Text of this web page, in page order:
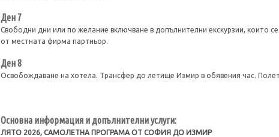
Ден 7
Свободни дни или по желание включване в допълнителни екскурзии, които
от местната фирма партньор.
Ден 8
Освобождаване на хотела. Трансфер до летище Измир в обявения час.
Основна информация и допълнителни услуги:
ЛЯТО 2026, САМОЛЕТНА ПРОГРАМА ОТ СОФИЯ ДО ИЗМИР